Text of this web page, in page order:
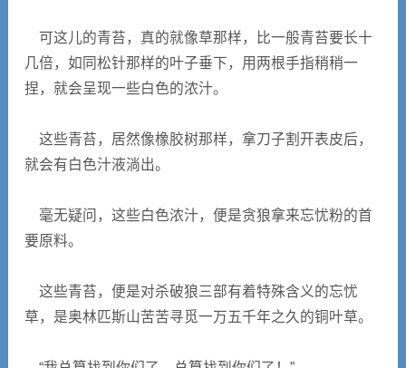
可这儿的青苔，真的就像草那样，比一般青苔要长十
几倍，如同松针那样的叶子垂下，用两根手指稍稍一
捏，就会呈现一些白色的浓汁。
这些青苔，居然像橡胶树那样，拿刀子割开表皮后，
就会有白色汁液淌出。
毫无疑问，这些白色浓汁，便是贪狼拿来忘忧粉的首
要原料。
这些青苔，便是对杀破狼三部有着特殊含义的忘忧
草，是奥林匹斯山苦苦寻觅一万五千年之久的铜叶草。